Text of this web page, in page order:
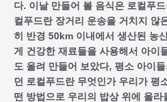
다. 이날 만들어 볼 음식은 로컬푸
컬푸드란 장거리 운송을 거치지 않
히 반경 50km 이내에서 생산된 농
게 건강한 재료들을 사용해서 아이
도 올려 만들어 보았다, 평소 아이
던 로컬푸드란 무엇인가 우리가 평
떤 방법으로 우리의 밥상 위에 올